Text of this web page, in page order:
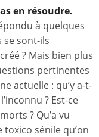
en résoudre.
à quelques
se sont-ils
? Mais bien plus
pertinentes
actuelle : qu’y a-t-
? Est-ce
? Qu’a vu
toxico sénile qu’on